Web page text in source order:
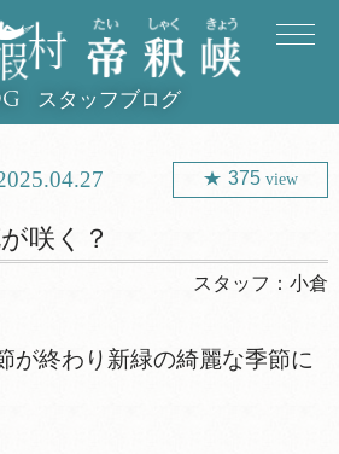
スタッフブログ
375 view
咲く？
スタッフ：小倉
が終わり新緑の綺麗な季節に